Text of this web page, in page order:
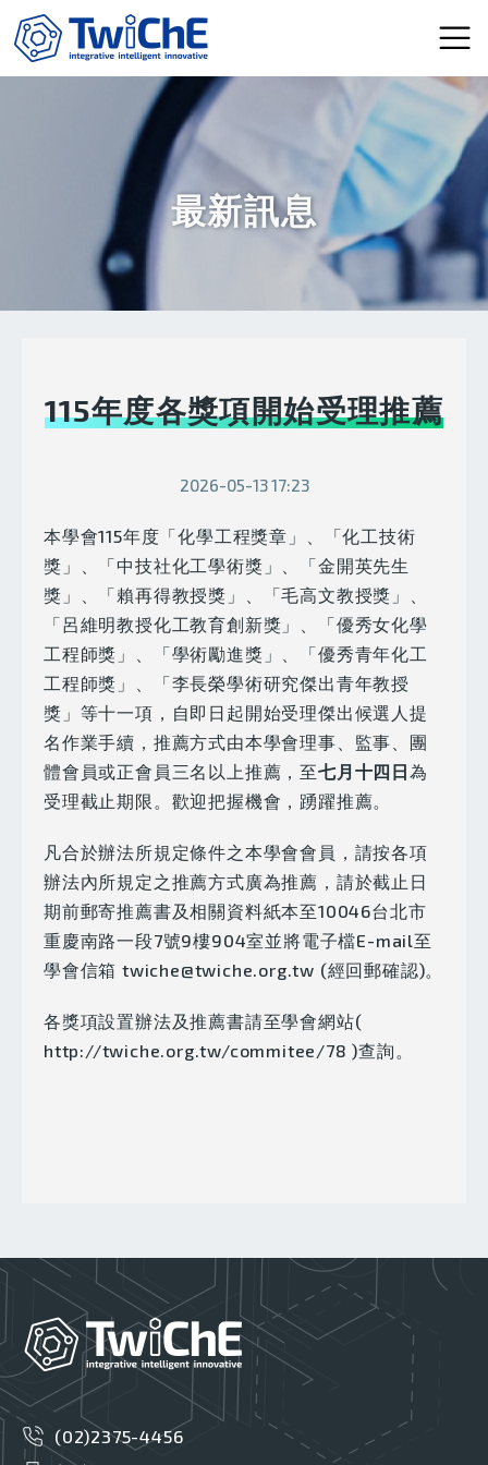
移至主內容
最新訊息
115年度各獎項開始受理推薦
2026-05-13 17:23
本學會115年度「化學工程獎章」、「化工技術
獎」、「中技社化工學術獎」、「金開英先生
獎」、「賴再得教授獎」、「毛高文教授獎」、
「呂維明教授化工教育創新獎」、「優秀女化學
工程師獎」、「學術勵進獎」、「優秀青年化工
工程師獎」、「李長榮學術研究傑出青年教授
獎」等十一項，自即日起開始受理傑出候選人提
名作業手續，推薦方式由本學會理事、監事、團
體會員或正會員三名以上推薦，至七月十四日為
受理截止期限。歡迎把握機會，踴躍推薦。
凡合於辦法所規定條件之本學會會員，請按各項
辦法內所規定之推薦方式廣為推薦，請於截止日
期前郵寄推薦書及相關資料紙本至10046台北市
重慶南路一段7號9樓904室並將電子檔E-mail至
學會信箱 twiche@twiche.org.tw (經回郵確認)。
各獎項設置辦法及推薦書請至學會網站(
http://twiche.org.tw/commitee/78 )查詢。
(02)2375-4456